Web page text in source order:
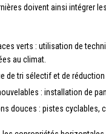
doivent ainsi intégrer
verts : utilisation de
au climat.
de tri sélectif et de réduction
: installation de
douces : pistes cyclables,